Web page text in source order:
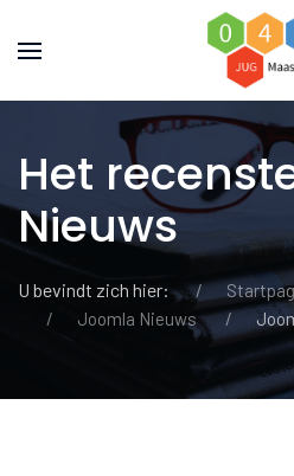
Het
Nieuws
U bevindt zich hier:
Joomla Nieuws